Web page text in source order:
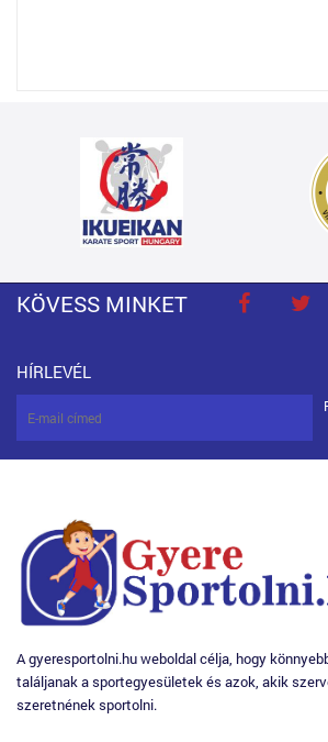
KÖVESS MINKET
HÍRLEVÉL
A gyeresportolni.hu weboldal célja, hogy
találjanak a sportegyesületek és azok, akik
szeretnének sportolni.